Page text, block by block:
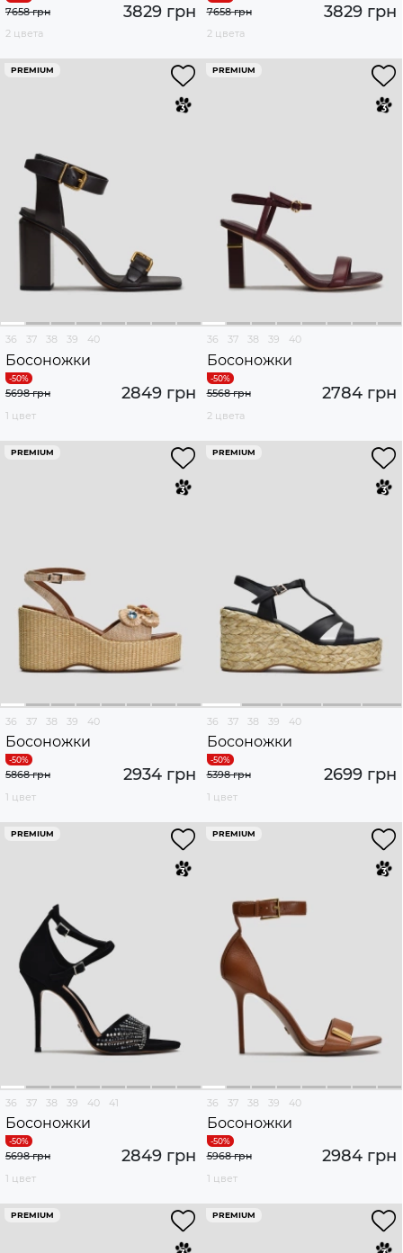
3829 грн
7658 грн
2 цвета
3829 грн
7658 грн
2 цвета
PREMIUM
36 37 38 39 40
Босоножки
2849 грн
5698 грн
1 цвет
PREMIUM
36 37 38 39 40
Босоножки
2784 грн
5568 грн
2 цвета
PREMIUM
36 37 38 39 40
Босоножки
2934 грн
5868 грн
1 цвет
PREMIUM
36 37 38 39 40
Босоножки
2699 грн
5398 грн
1 цвет
PREMIUM
36 37 38 39 40 41
Босоножки
2849 грн
5698 грн
1 цвет
PREMIUM
36 37 38 39 40
Босоножки
2984 грн
5968 грн
1 цвет
PREMIUM PREMIUM